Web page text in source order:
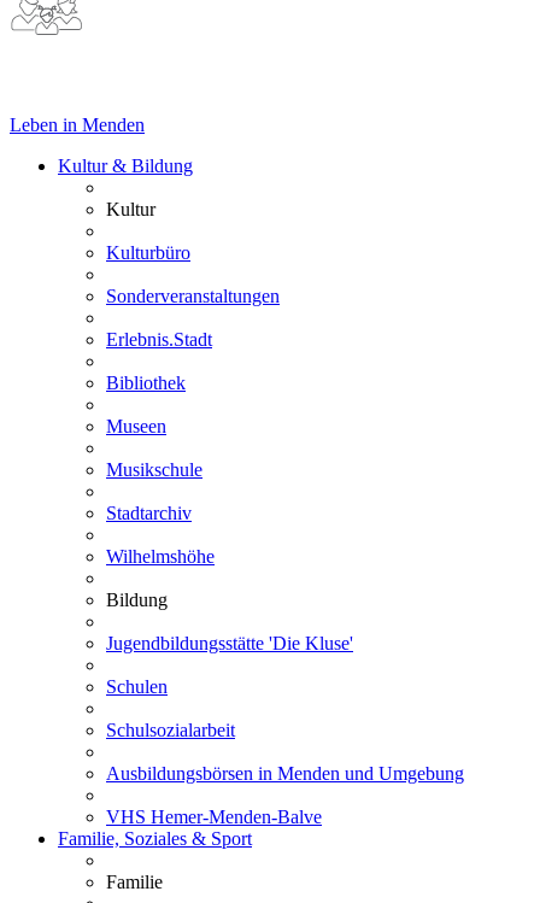
Leben in Menden
Kultur & Bildung
Kultur
Kulturbüro
Sonderveranstaltungen
Erlebnis.Stadt
Bibliothek
Museen
Musikschule
Stadtarchiv
Wilhelmshöhe
Bildung
Jugendbildungsstätte 'Die Kluse'
Schulen
Schulsozialarbeit
Ausbildungsbörsen in Menden und Umgebung
VHS Hemer-Menden-Balve
Familie, Soziales & Sport
Familie